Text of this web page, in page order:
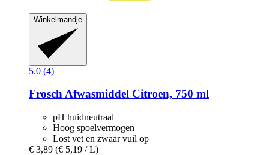
Winkelmandje
5.0 (4)
FroschAfwasmiddel Citroen, 750 ml
pH huidneutraal
Hoog spoelvermogen
Lost vet en zwaar vuil op
€ 3,89 (€ 5,19 / L)